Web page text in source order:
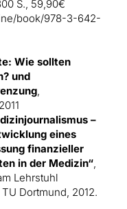
S., 59,90€
book/978-3-642-
Wie sollten
und
,
–
eines
finanzieller
in der Medizin“,
Lehrstuhl
Dortmund, 2012.